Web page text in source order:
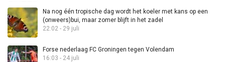
Na nog één tropische dag wordt het koeler met kans op een
(onweers)bui, maar zomer blijft in het zadel
22:02 - 29 juli
Forse nederlaag FC Groningen tegen Volendam
16:03 - 24 juli